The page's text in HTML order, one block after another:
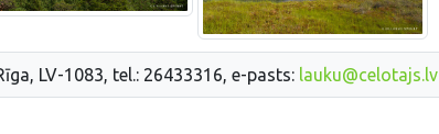
LV-1083, tel.: 26433316, e-pasts: lauku@celotajs.lv